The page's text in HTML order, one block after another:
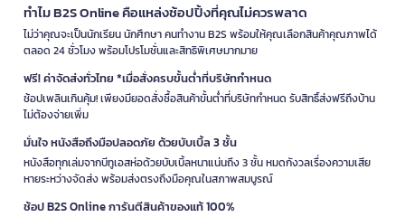
ทำไม B2S Online คือแหล่งช้อปปิ้งที่คุณไม่ควรพลาด
ไม่ว่าคุณจะเป็นนักเรียน นักศึกษา คนทำงาน B2S พร้อมให้คุณเลือกสินค้าคุณภาพได้
ตลอด 24 ชั่วโมง พร้อมโปรโมชั่นและสิทธิพิเศษมากมาย
ฟรี! ค่าจัดส่งทั่วไทย *เมื่อสั่งครบขั้นต่ำที่บริษัทกำหนด
ช้อปเพลินเกินคุ้ม! เพียงมียอดสั่งซื้อสินค้าขั้นต่ำที่บริษัทกำหนด รับสิทธิ์ส่งฟรีถึงบ้าน
ไม่ต้องจ่ายเพิ่ม
มั่นใจ หนังสือถึงมือปลอดภัย ด้วยบับเบิ้ล 3 ชั้น
หนังสือทุกเล่มจากบีทูเอสห่อด้วยบับเบิ้ลหนาแน่นถึง 3 ชั้น หมดกังวลเรื่องความเสีย
หายระหว่างจัดส่ง พร้อมส่งตรงถึงมือคุณในสภาพสมบูรณ์
ช้อป B2S Online การันตีสินค้าของแท้ 100%